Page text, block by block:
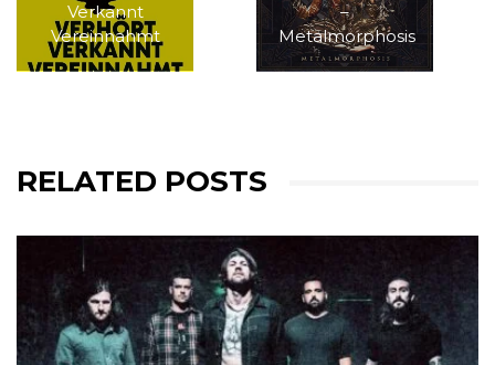
Verkannt
Vereinnahmt
–
Metalmorphosis
RELATED POSTS